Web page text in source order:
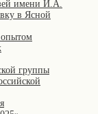
имени И.А.
в Ясной
опытом
группы